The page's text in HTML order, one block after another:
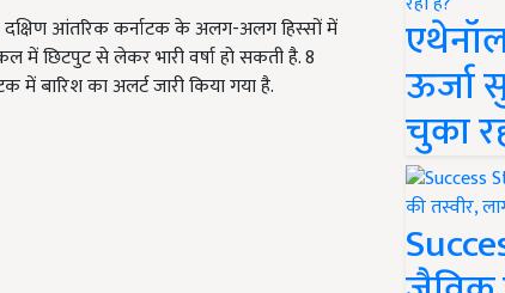
आंतरिक कर्नाटक के अलग-अलग हिस्सों में
में छिटपुट से लेकर भारी वर्षा हो सकती है. 8
बारिश का अलर्ट जारी किया गया है.
ऊर्जा
चुका